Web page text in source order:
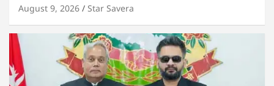
August 9, 2026 Star Savera